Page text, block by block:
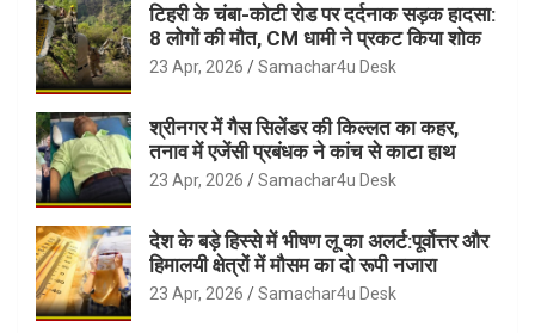
टिहरी के चंबा-कोटी रोड पर दर्दनाक सड़क हादसा:
8 लोगों की मौत, CM धामी ने प्रकट किया शोक
23 Apr, 2026 Samachar4u Desk
श्रीनगर में गैस सिलेंडर की किल्लत का कहर,
तनाव में एजेंसी प्रबंधक ने कांच से काटा हाथ
23 Apr, 2026 Samachar4u Desk
देश के बड़े हिस्से में भीषण लू का अलर्ट:पूर्वोत्तर और
हिमालयी क्षेत्रों में मौसम का दो रूपी नजारा
23 Apr, 2026 Samachar4u Desk